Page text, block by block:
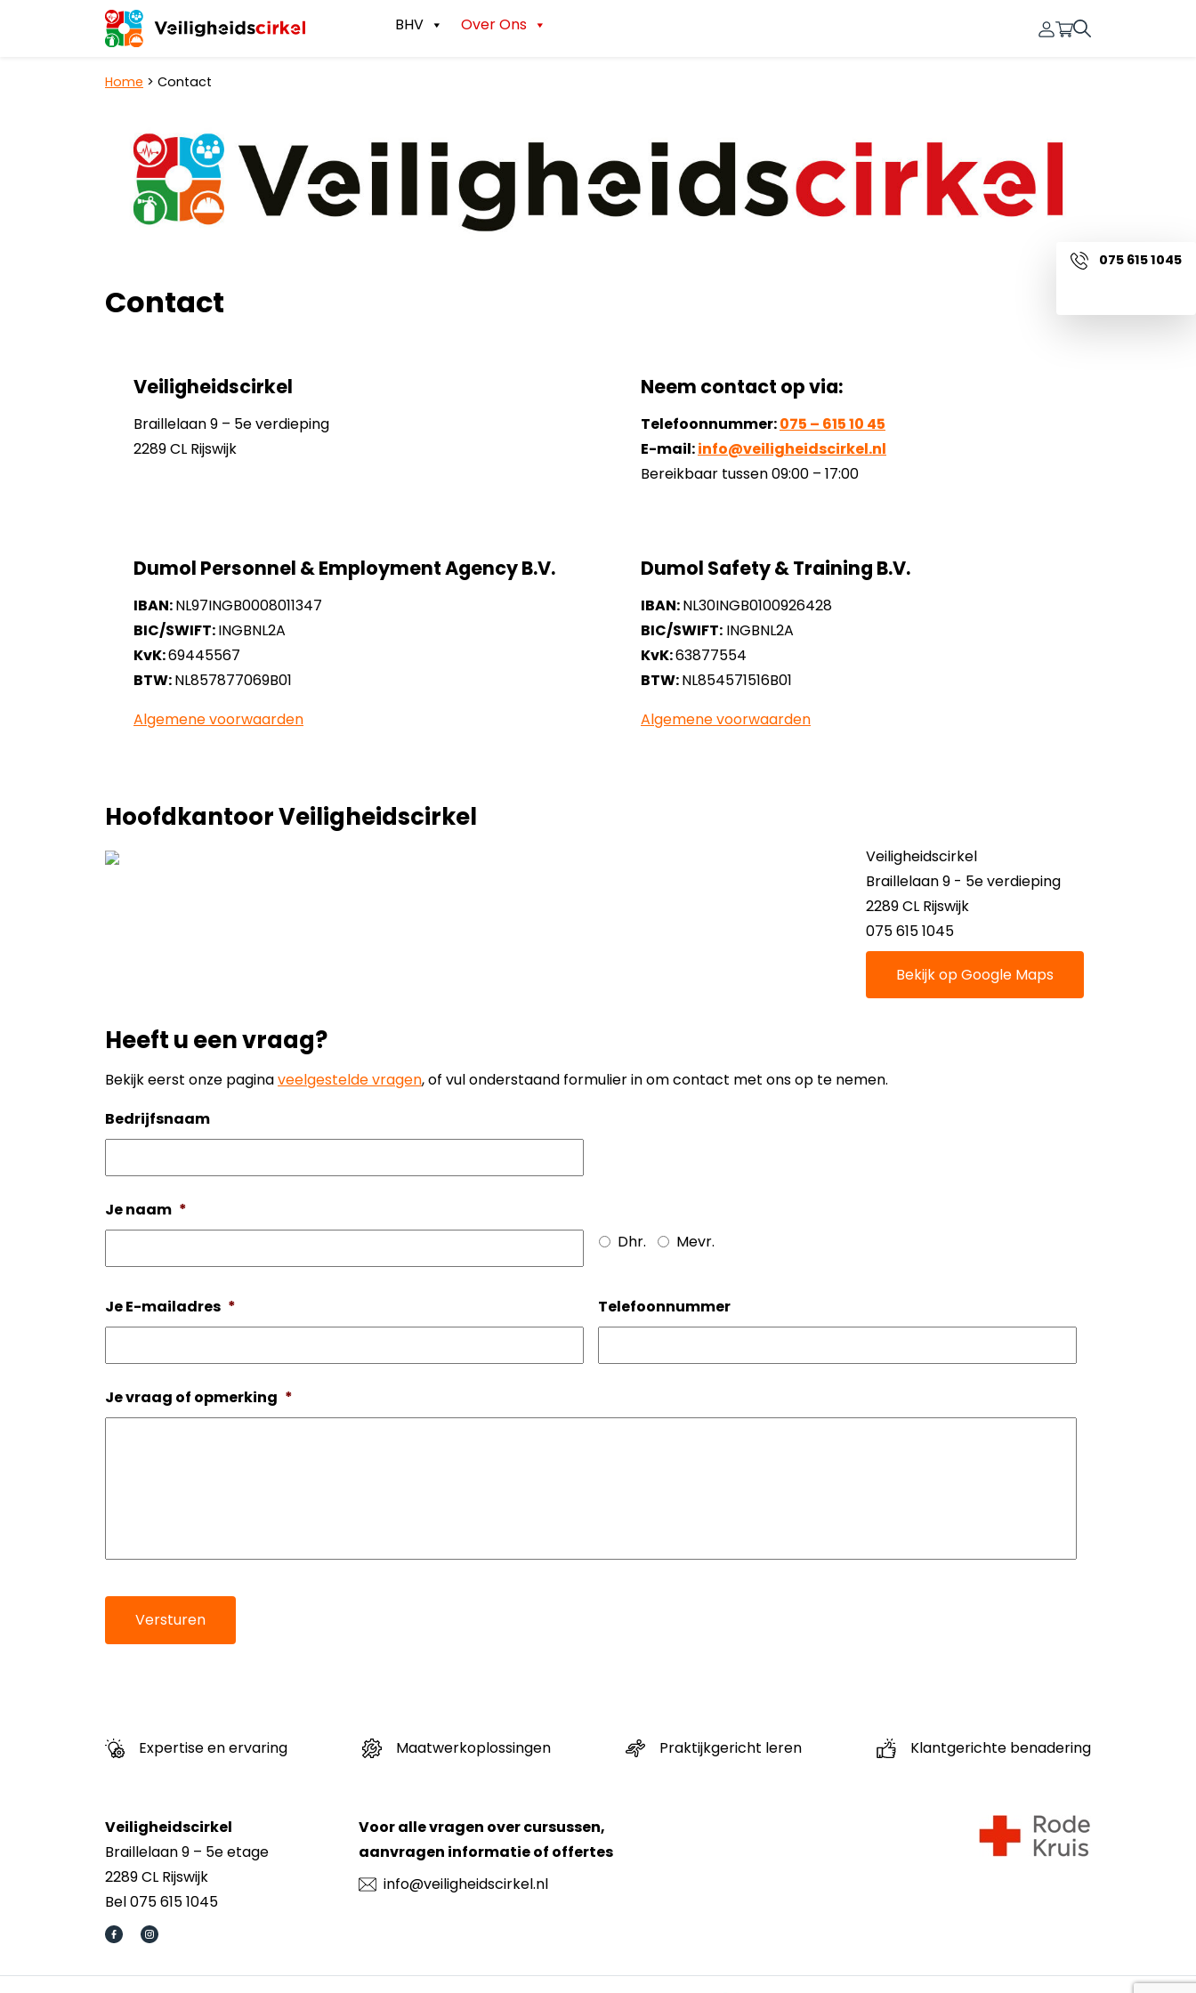
BHV Over Ons
Hoofdnavigatie
Home > Contact
Contact
Veiligheidscirkel
Braillelaan 9 – 5e verdieping
2289 CL Rijswijk
Neem contact op via:
Telefoonnummer:075 – 615 10 45
E-mail:info@veiligheidscirkel.nl
Bereikbaar tussen 09:00 – 17:00
Dumol Personnel & Employment Agency B.V.
IBAN:NL97INGB0008011347
BIC/SWIFT:INGBNL2A
KvK:69445567
BTW:NL857877069B01
Algemene voorwaarden
Dumol Safety & Training B.V.
IBAN:NL30INGB0100926428
BIC/SWIFT: INGBNL2A
KvK:63877554
BTW:NL854571516B01
Algemene voorwaarden
Hoofdkantoor Veiligheidscirkel
Veiligheidscirkel
Braillelaan 9 - 5e verdieping
2289 CL Rijswijk
075 615 1045
Bekijk op Google Maps
Heeft u een vraag?
Bekijk eerst onze paginaveelgestelde vragen, of vul onderstaand formulier in om contact met ons op te nemen.
Bedrijfsnaam
Je naam *
Dhr.
Mevr.
Je E-mailadres * Telefoonnummer
Je vraag of opmerking *
075 615 1045
Expertise en ervaring Maatwerkoplossingen Praktijkgericht leren Klantgerichte benadering
Veiligheidscirkel
Braillelaan 9 – 5e etage
2289 CL Rijswijk
Bel 075 615 1045
Voor alle vragen over cursussen,
aanvragen informatie of offertes
info@veiligheidscirkel.nl